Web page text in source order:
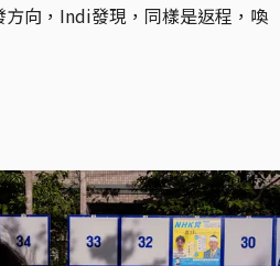
向，Indi發現，同樣是返程，喚